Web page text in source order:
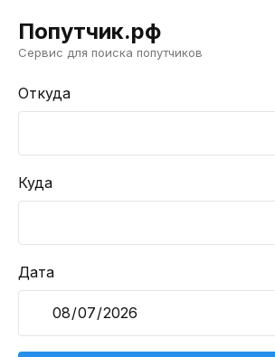
Попутчик.рф
Сервис для поиска попутчиков
Откуда
Куда
Дата